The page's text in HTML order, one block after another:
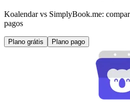
Koalendar vs SimplyBook.me:
pagos
Plano grátis Plano pago